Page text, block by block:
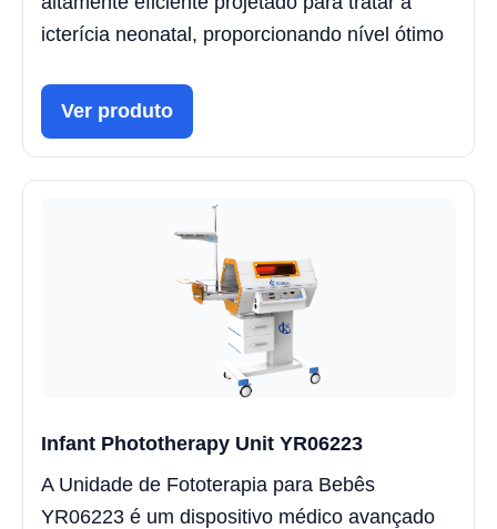
icterícia neonatal, proporcionando nível ótimo
Ver produto
Infant Phototherapy Unit YR06223
A Unidade de Fototerapia para Bebês
YR06223 é um dispositivo médico avançado